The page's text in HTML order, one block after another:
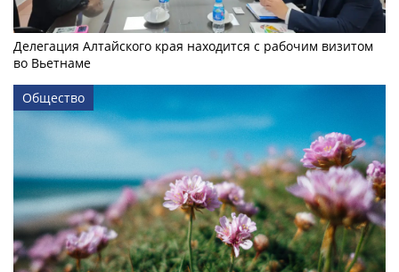
Делегация Алтайского края находится с рабочим визитом
во Вьетнаме
Общество